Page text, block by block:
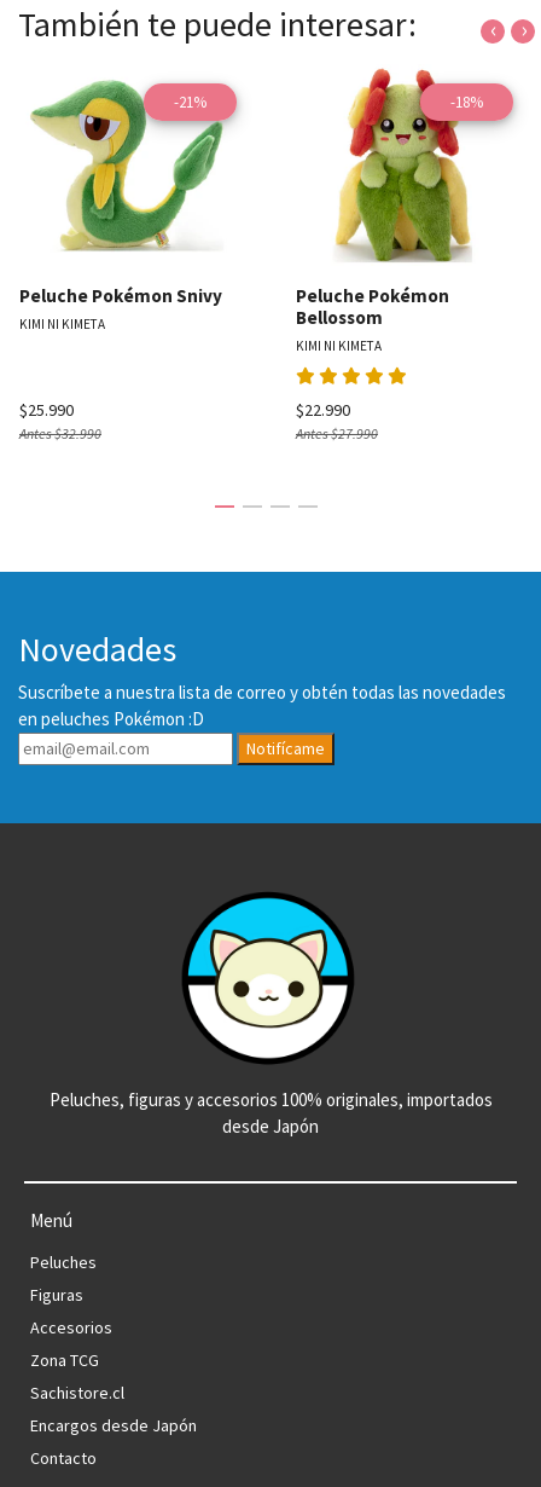
También te puede interesar:
-21%
Peluche Pokémon Snivy
KIMI NI KIMETA
$25.990
Antes$32.990
-18%
Peluche Pokémon
Bellossom
KIMI NI KIMETA
$22.990
Antes$27.990
‹ ›
Novedades
Suscríbete a nuestra lista de correo y obtén todas las novedades
en peluches Pokémon :D
Notifícame
Peluches, figuras y accesorios 100% originales, importados
desde Japón
Menú
Peluches
Figuras
Accesorios
Zona TCG
Sachistore.cl
Encargos desde Japón
Contacto